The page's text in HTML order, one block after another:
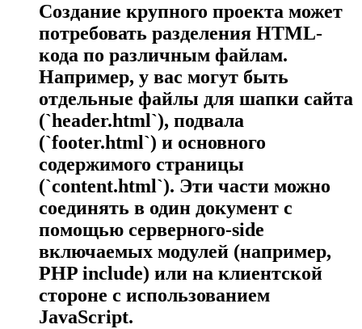
Создание крупного проекта может
потребовать разделения HTML-
кода по различным файлам.
Например, у вас могут быть
отдельные файлы для шапки сайта
(`header.html`), подвала
(`footer.html`) и основного
содержимого страницы
(`content.html`). Эти части можно
соединять в один документ с
помощью серверного-side
включаемых модулей (например,
PHP include) или на клиентской
стороне с использованием
JavaScript.